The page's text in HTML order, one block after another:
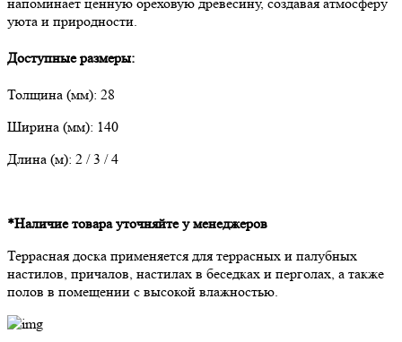
уюта и природности.
Доступные размеры:
Толщина (мм): 28
Ширина (мм): 140
Длина (м): 2 / 3 / 4
*Наличие товара уточняйте у менеджеров
Террасная доска применяется для террасных и палубных
настилов, причалов, настилах в беседках и перголах, а также
полов в помещении с высокой влажностью.